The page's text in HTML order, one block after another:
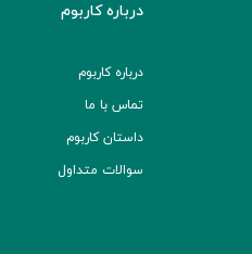
درباره کاربوم
درباره کاربوم
تماس با ما
داستان کاربوم
سوالات متداول